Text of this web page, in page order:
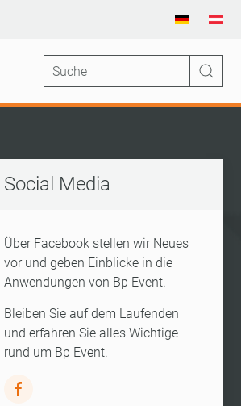
Social Media
Über Facebook stellen wir Neues
vor und geben Einblicke in die
Anwendungen von Bp Event.
Bleiben Sie auf dem Laufenden
und erfahren Sie alles Wichtige
rund um Bp Event.